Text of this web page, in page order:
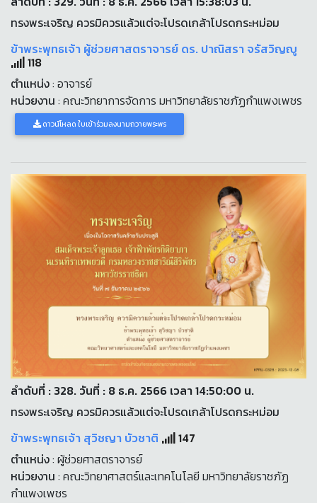
ทรงพระเจริญ ควรมิควรแล้วแต่จะโปรดเกล้าโปรดกระหม่อม
ข้าพระพุทธเจ้า ผู้ช่วยศาสตราจารย์ ดร. ปาณิสรา จรัสวิญญู
118
ตำแหน่ง: อาจารย์
หน่วยงาน : คณะวิทยาการจัดการ มหาวิทยาลัยราชภัฏกำแพงเพชร
ดาวน์โหลด ใบเข้าร่วมลงนามถวายพระพร
ลำดับที่ : 328. วันที่ : 8 ธ.ค. 2566 เวลา 14:50:00 น.
ทรงพระเจริญ ควรมิควรแล้วแต่จะโปรดเกล้าโปรดกระหม่อม
ข้าพระพุทธเจ้า สุวิชญา บัวชาติ
147
ตำแหน่ง: ผู้ช่วยศาสตราจารย์
หน่วยงาน : คณะวิทยาศาสตร์และเทคโนโลยี มหาวิทยาลัยราชภัฏ
กำแพงเพชร